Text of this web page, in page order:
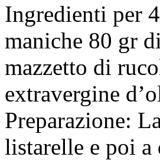
Ingredienti per
maniche 80 gr
mazzetto di
extravergine
Preparazione:
listarelle e poi